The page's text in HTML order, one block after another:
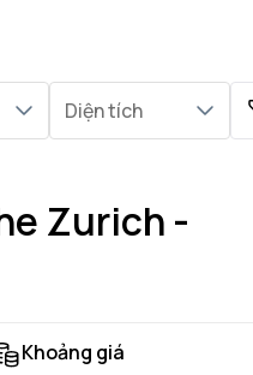
Diện tích
Zurich -
Khoảng giá